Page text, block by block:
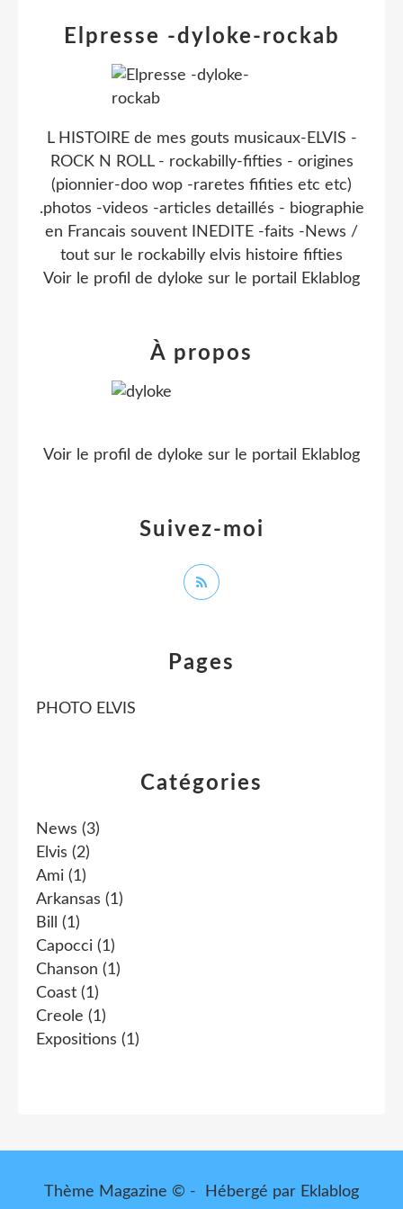
Catégories
News (3)
Elvis (2)
Ami (1)
Arkansas (1)
Bill
(1)
Capocci (1)
Chanson (1)
Coast (1)
Creole (1)
Expositions (1)
Pages
PHOTO ELVIS
Elpresse -dyloke-rockab
L HISTOIRE de mes gouts musicaux-ELVIS -
ROCK N ROLL - rockabilly-fifties - origines
(pionnier-doo wop -raretes fifities etc etc)
.photos -videos -articles detaillés - biographie
en Francais souvent INEDITE -faits -News /
tout sur le rockabilly elvis histoire fifties
Voir le profil de dyloke sur le portail Eklablog
Suivez-moi
À propos
Voir le profil de dyloke sur le portail Eklablog
Thème Magazine © - Hébergé par Eklablog